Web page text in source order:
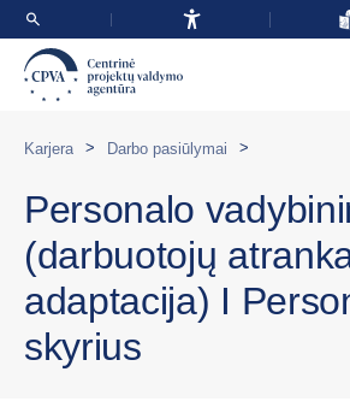
Karjera > Darbo pasiūlymai >
Personalo
(darbuotojų
adaptacija) I
skyrius